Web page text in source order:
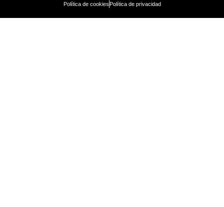
Política de cookiesPolítica de privacidad